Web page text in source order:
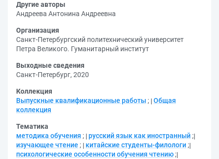
Другие авторы
Андреева Антонина Андреевна
Организация
Санкт-Петербургский политехнический университет
Петра Великого. Гуманитарный институт
Выходные сведения
Санкт-Петербург, 2020
Коллекция
Выпускные квалификационные работы ; Общая
коллекция
Тематика
методика обучения ; русский язык как иностранный ;
изучающее чтение ; китайские студенты-филологи ;
психологические особенности обучения чтению ;